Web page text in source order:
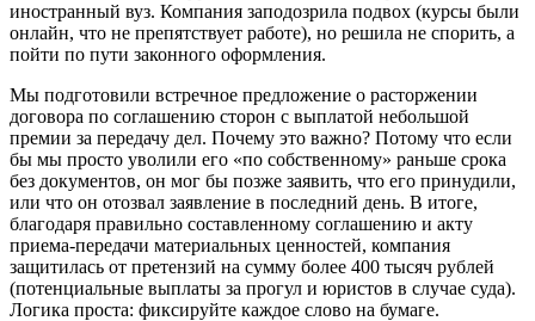
иностранный вуз. Компания заподозрила подвох (курсы были
онлайн, что не препятствует работе), но решила не спорить, а
пойти по пути законного оформления.
Мы подготовили встречное предложение о расторжении
договора по соглашению сторон с выплатой небольшой
премии за передачу дел. Почему это важно? Потому что если
бы мы просто уволили его «по собственному» раньше срока
без документов, он мог бы позже заявить, что его принудили,
или что он отозвал заявление в последний день. В итоге,
благодаря правильно составленному соглашению и акту
приема-передачи материальных ценностей, компания
защитилась от претензий на сумму более 400 тысяч рублей
(потенциальные выплаты за прогул и юристов в случае суда).
Логика проста: фиксируйте каждое слово на бумаге.